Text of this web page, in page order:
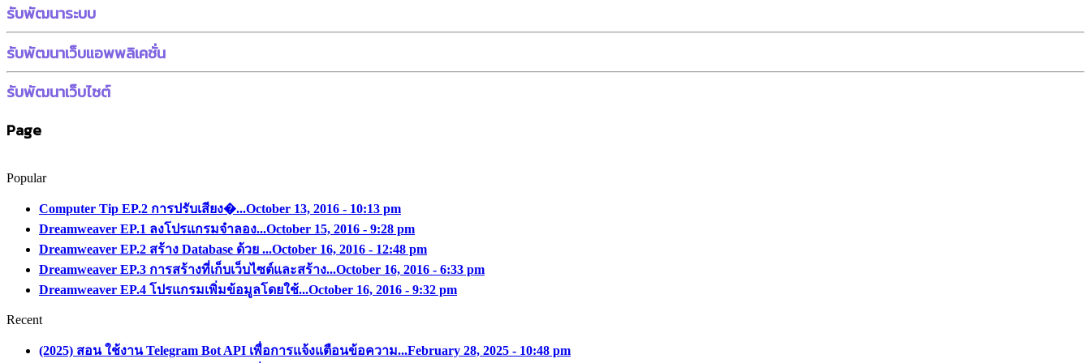
รับพัฒนาระบบ
รับพัฒนาเว็บแอพพลิเคชั่น
รับพัฒนาเว็บไซต์
Page
Popular
Computer Tip EP.2 การปรับเสียง�...October 13, 2016 - 10:13 pm
Dreamweaver EP.1 ลงโปรแกรมจำลอง...October 15, 2016 - 9:28 pm
Dreamweaver EP.2 สร้าง Database ด้วย ...October 16, 2016 - 12:48 pm
Dreamweaver EP.3 การสร้างที่เก็บเว็บไซต์และสร้าง...October 16, 2016 - 6:33 pm
Dreamweaver EP.4 โปรแกรมเพิ่มข้อมูลโดยใช้...October 16, 2016 - 9:32 pm
Recent
(2025) สอน ใช้งาน Telegram Bot API เพื่อการแจ้งแตือนข้อความ...February 28, 2025 - 10:48 pm